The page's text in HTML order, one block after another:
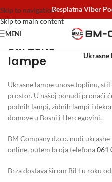
Skip to navigation
Skip to main content
Besplatna Viber
MENI
Ukrasne
lampe
Ukrasne
Ukrasne lampe unose toplinu,
prostor. U našoj ponudi pronaći
podnih lampi, zidnih lampi i
domove u Bosni i Hercegovini.
BM Company d.o.o. nudi
online, putem broja telefona061
Brza dostava širom BiH u roku